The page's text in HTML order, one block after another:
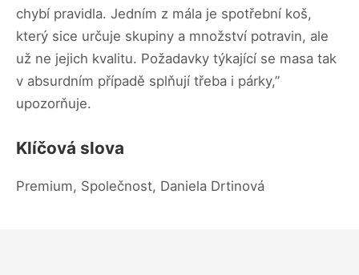
chybí pravidla. Jedním z mála je spotřební koš,
který sice určuje skupiny a množství potravin, ale
už ne jejich kvalitu. Požadavky týkající se masa tak
v absurdním případě splňují třeba i párky,”
upozorňuje.
Klíčová slova
Premium, Společnost, Daniela Drtinová